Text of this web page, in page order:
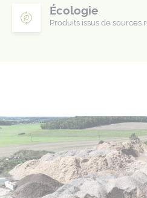
Écologie
Produits issus de sources